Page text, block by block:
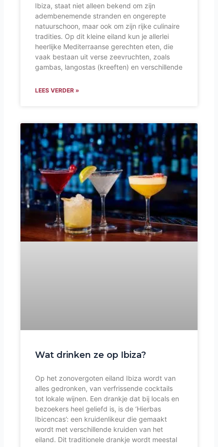
Ibiza, staat niet alleen bekend om zijn
adembenemende stranden en ongerepte
natuurschoon, maar ook om zijn rijke culinaire
tradities. Op dit kleine eiland kun je allerlei
heerlijke Mediterraanse gerechten eten, die
vaak bestaan uit verse zeevruchten, zoals
gambas, langostas (kreeften) en verschillende
LEES VERDER »
Wat drinken ze op Ibiza?
Op het zonovergoten eiland Ibiza wordt van
alles gedronken, van verfrissende cocktails
tot lokale wijnen. Een drankje dat bij locals en
bezoekers heel geliefd is, is de ‘Hierbas
Ibicencas’: een kruidenlikeur die gemaakt
wordt met verschillende kruiden van het
eiland. Dit traditionele drankje wordt meestal